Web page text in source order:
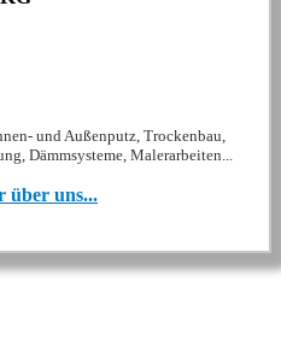
und Außenputz, Trockenbau,
Dämmsysteme, Malerarbeiten...
über uns...